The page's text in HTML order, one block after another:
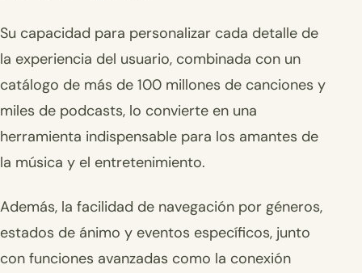
Su capacidad para personalizar cada detalle de
la experiencia del usuario, combinada con un
catálogo de más de 100 millones de canciones y
miles de podcasts, lo convierte en una
herramienta indispensable para los amantes de
la música y el entretenimiento.
Además, la facilidad de navegación por géneros,
estados de ánimo y eventos específicos, junto
con funciones avanzadas como la conexión